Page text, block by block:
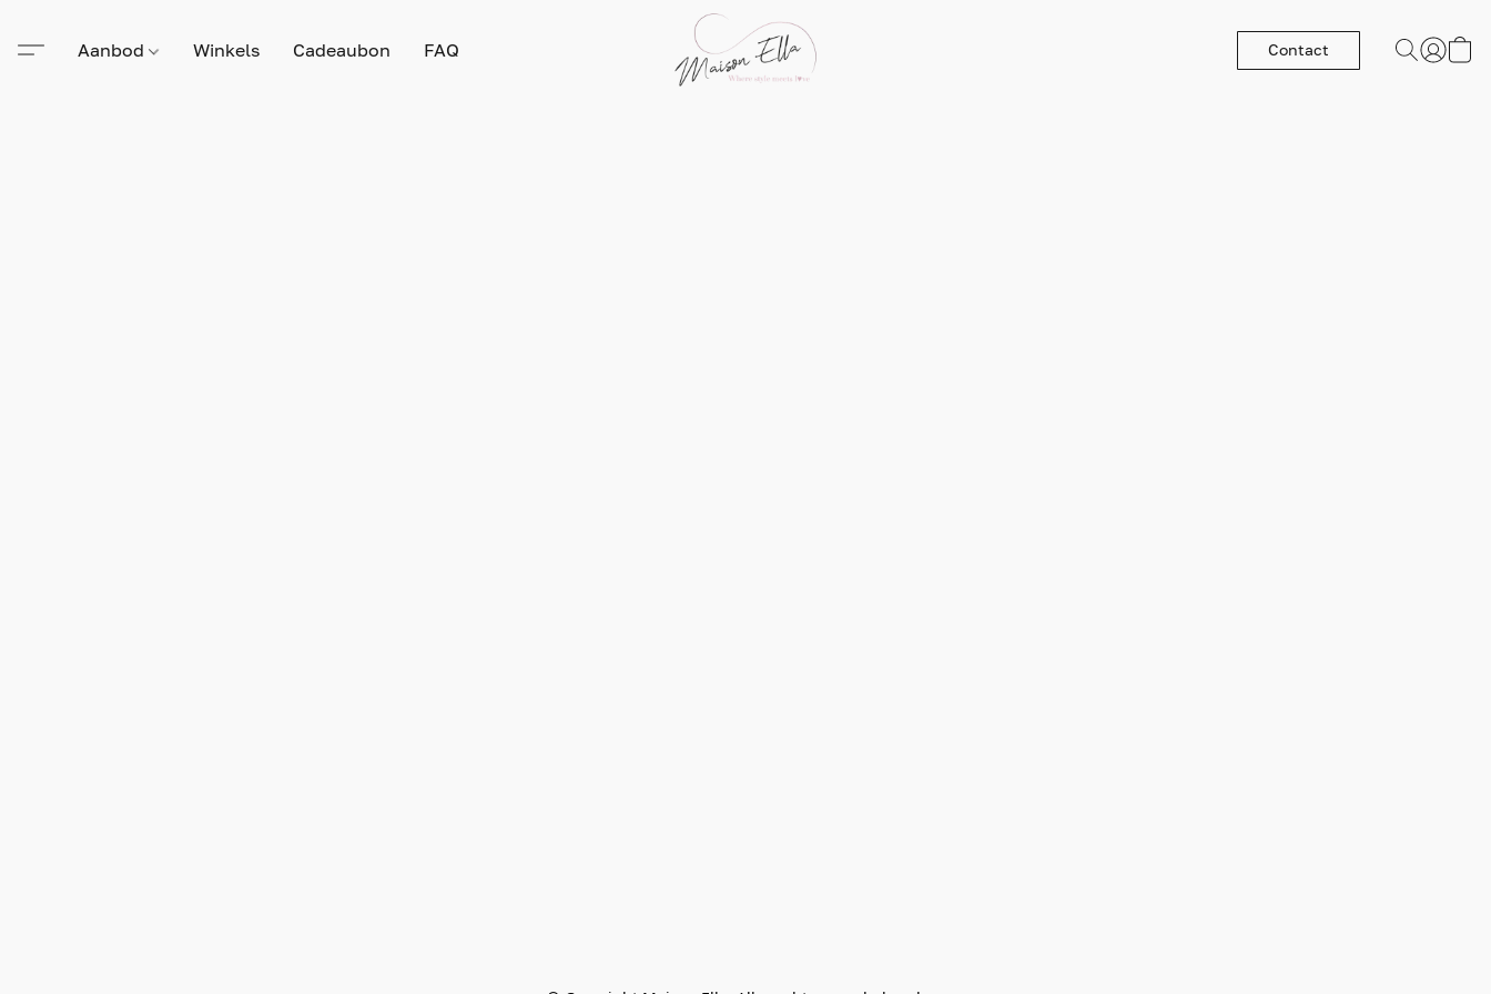
Aanbod Winkels Cadeaubon FAQ Contact